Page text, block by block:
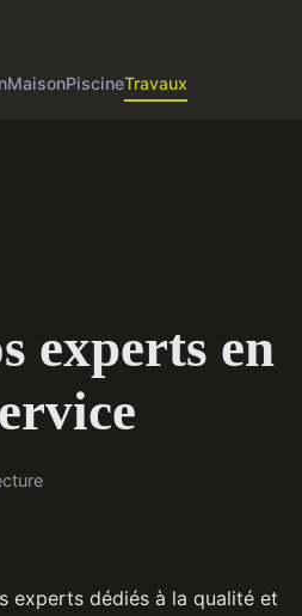
MaisonPiscineTravaux
experts en
experts dédiés à la qualité et